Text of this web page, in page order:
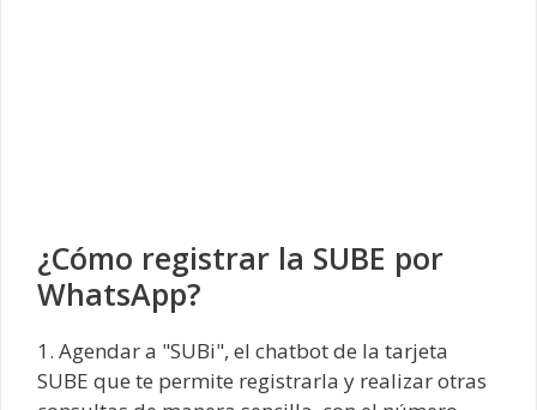
¿Cómo registrar la SUBE por
WhatsApp?
1. Agendar a "SUBi", el chatbot de la tarjeta
SUBE que te permite registrarla y realizar otras